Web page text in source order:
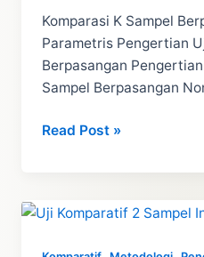
Komparasi K Sampel
Parametris Pengertian
Berpasangan
Sampel Berpasangan
Uji
Berpasangan
Read Post »